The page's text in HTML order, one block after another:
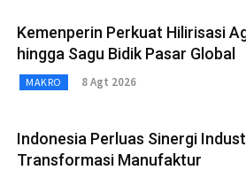
Kemenperin Perkuat Hilirisasi
hingga Sagu Bidik Pasar Global
MAKRO 8 Agt 2026
Indonesia Perluas Sinergi
Transformasi Manufaktur